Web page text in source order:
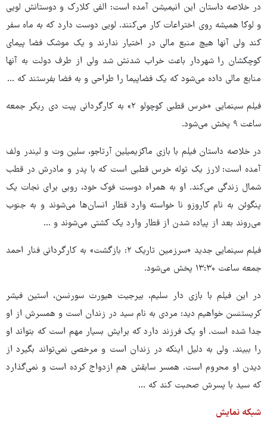
در خلاصه داستان این انیمیشن آمده است: الفی کلارک و دوستانش لویی
و لوکا همیشه روی اختراعات کار می‌کنند. لویی دوست دارد که به ماه سفر
کند ولی آنها هیچ منبع مالی در اختیار ندارند و یک موشک فضا پیمای
کوچکشان را شهردار باعث خراب شدنش شد ولی از طرف دولت به آنها
منابع مالی داده می‌شود که یک فضاپیما را طراحی و به فضا بفرستند که ...
فیلم سینمایی «خرس قطبی کوچولو ۲» به کارگردانی پیت دی ریکر جمعه
ساعت ۹ پخش می‌شود.
در خلاصه داستان فیلم با بازی ماکزیمیلین آرتاجو، سلین وت و لیندر ولف
آمده است: لارز یک توله خرس قطبی است که با پدر و مادرش در قطب
شمال زندگی می‌کند. او به همراه دوست فوک خود، روبی برای نجات یک
پنگوئن به نام کاروزو نا خواسته وارد قطار انسان‌ها می‌شوند و به جنوب
می‌روند بعد از پیاده شدن از قطار وارد یک کشتی می‌شوند و ...
فیلم سینمایی جدید «سرزمین تاریک ۲: بازگشت» به کارگردانی فنار احمد
جمعه ساعت ۱۳:۳۰ پخش می‌شود.
در این فیلم با بازی دار سلیم، بیرجیت هیورت سورنسن، استین فیشر
کریستنسن خواهیم دید: مردی به نام سید در زندان است و همسرش از او
جدا شده است. او یک فرزند دارد که برایش بسیار مهم است که بتواند او
را ببیند. ولی به دلیل اینکه در زندان است و مرخصی نمی‌تواند بگیرد از
دیدن او محروم است. همسر سابقش هم ازدواج کرده است و نمی‌گذارد
که سید با پسرش صحبت کند که ...
شبکه نمایش